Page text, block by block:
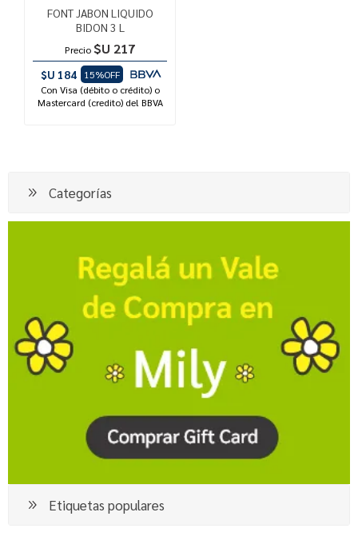
FONT JABON LIQUIDO
BIDON 3 L
Precio $U 217
$U 184
15%OFF
Con Visa (débito o crédito) o
Mastercard (credito) del BBVA
Categorías
Etiquetas populares